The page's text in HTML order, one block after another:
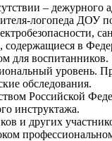
–
логопеда ДОУ
содержащиеся в
для воспитанников.
уровень.
обследования.
Российской
инструктажа.
и других